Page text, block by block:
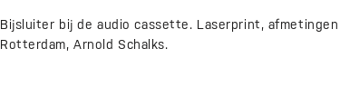
Bijsluiter bij de audio cassette. Laserprint,
Rotterdam, Arnold Schalks.